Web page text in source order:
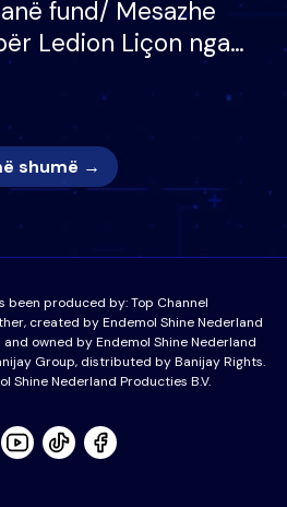
fund/ Mesazhe
Ledion Liçon nga
e tij, moderatori
lotët: Nuk meritoj…
shumë →
been produced by:Top Channel
created by Endemol Shine Nederland
owned by Endemol Shine Nederland
Group, distributed by Banijay Rights.
Shine Nederland Producties B.V.